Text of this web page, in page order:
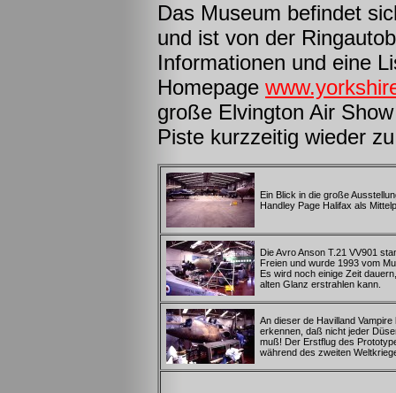
Das Museum befindet
und ist von der
Informationen und eine
Homepage
große Elvington Air
Piste kurzzeitig wieder
Ein Blick in die große
Handley Page Halifax als
Die Avro Anson T.21 VV901
Freien und wurde 1993 vom
Es wird noch einige Zeit
alten Glanz erstrahlen kann.
An dieser de Havilland
erkennen, daß nicht jeder
muß! Der Erstflug des
während des zweiten